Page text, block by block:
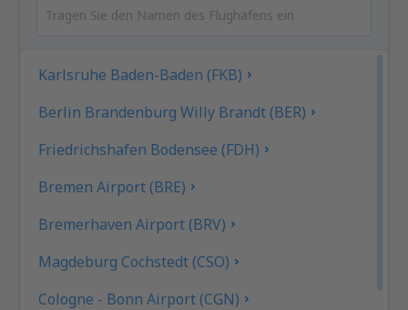
Karlsruhe Baden-Baden (FKB)
Berlin Brandenburg Willy Brandt (BER)
Friedrichshafen Bodensee (FDH)
Bremen Airport (BRE)
Bremerhaven Airport (BRV)
Magdeburg Cochstedt (CSO)
Cologne - Bonn Airport (CGN)